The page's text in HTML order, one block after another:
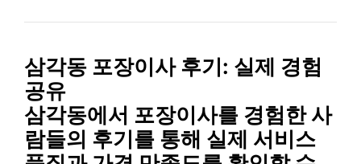
삼각동 포장이사 후기: 실제 경험
공유
삼각동에서 포장이사를 경험한 사
람들의 후기를 통해 실제 서비스